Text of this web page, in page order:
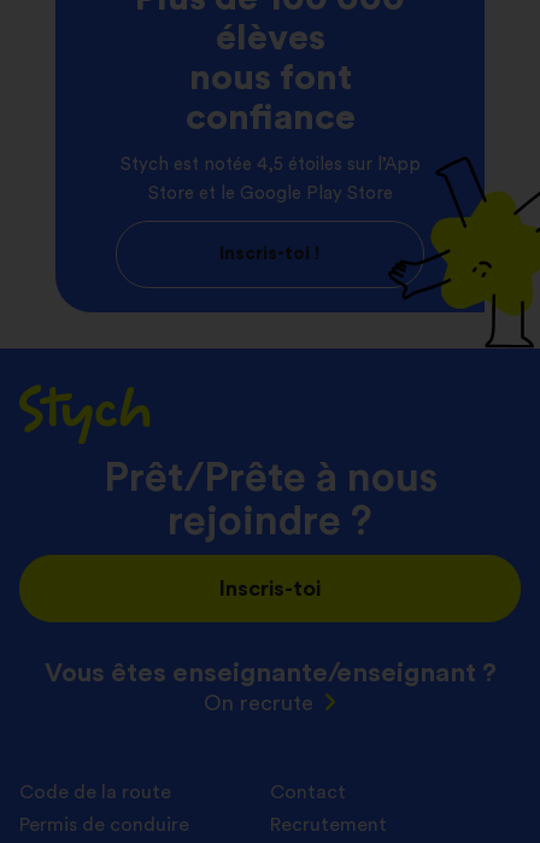
élèves
nous font
confiance
Stych est notée 4,5 étoiles sur l’App
Store et le Google Play Store
Inscris-toi !
Prêt/Prête à nous
rejoindre ?
Inscris-toi
Vous êtes enseignante/enseignant ?
On recrute
Code de la route
Permis de conduire
Contact
Recrutement